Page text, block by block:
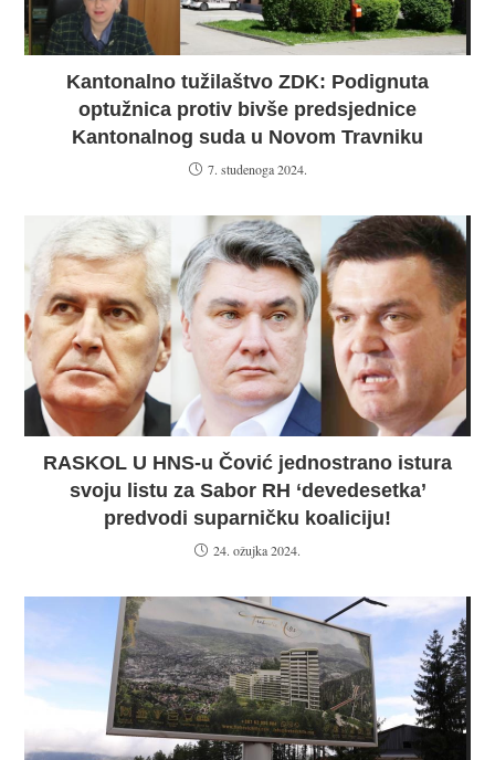
Kantonalno tužilaštvo ZDK: Podignuta
optužnica protiv bivše predsjednice
Kantonalnog suda u Novom Travniku
7. studenoga 2024.
RASKOL U HNS-u Čović jednostrano istura
svoju listu za Sabor RH ‘devedesetka’
predvodi suparničku koaliciju!
24. ožujka 2024.